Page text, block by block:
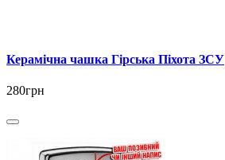
Керамічна чашка Гірська Піхота ЗСУ
280грн